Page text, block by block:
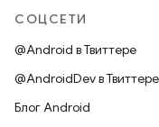
СОЦСЕТИ
@Android в Твиттере
@AndroidDev в Твиттере
Блог Android